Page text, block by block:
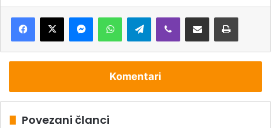
Telegram
Komentari
Povezani članci